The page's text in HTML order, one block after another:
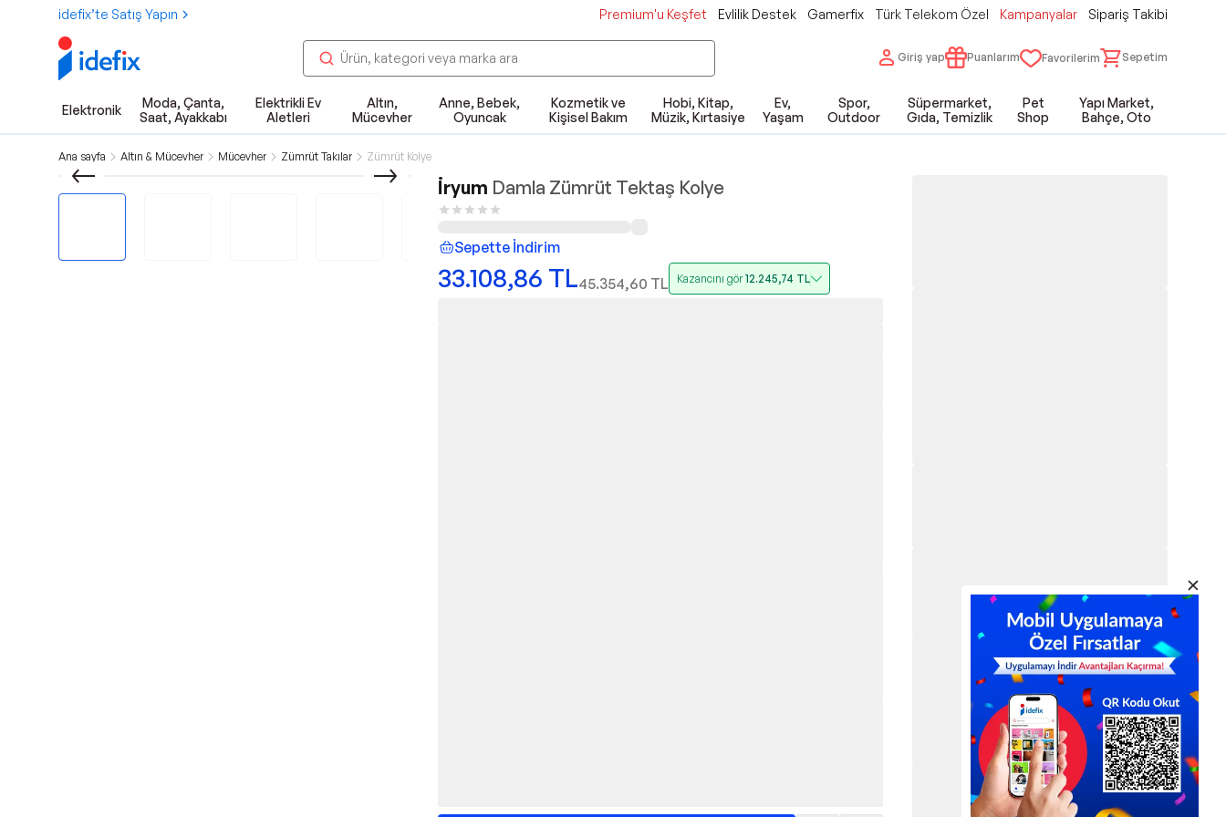
idefix’te Satış Yapın Premium'u Keşfet Evlilik Destek Gamerfix Türk Telekom Özel Kampanyalar Sipariş Takibi
Giriş yap Puanlarım Favorilerim Sepetim
Elektronik
Moda, Çanta,
Saat, Ayakkabı
Elektrikli Ev
Aletleri
Altın,
Mücevher
Anne, Bebek,
Oyuncak
Kozmetik ve
Kişisel Bakım
Hobi, Kitap,
Müzik, Kırtasiye
Ev,
Yaşam
Spor,
Outdoor
Süpermarket,
Gıda, Temizlik
Pet
Shop
Yapı Market,
Bahçe, Oto
Ana sayfa Altın & Mücevher Mücevher Zümrüt Takılar Zümrüt Kolye
İryum Damla Zümrüt Tektaş Kolye
Sepette İndirim
33.108,86 TL45.354,60 TL Kazancını gör12.245,74 TL